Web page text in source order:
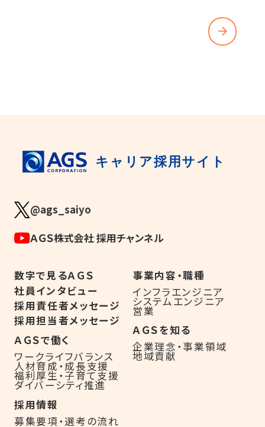
キャリア採用サイト
@ags_saiyo
ＡＧＳ株式会社 採用チャンネル
採用責任者メッセージ
採用担当者メッセージ
数字で見るＡＧＳ
社員インタビュー
ＡＧＳを知る
企業理念・事業領域
地域貢献
事業内容・職種
インフラエンジニア
システムエンジニア
営業
採用情報
募集要項・選考の流れ
ＡＧＳで働く
ワークライフバランス
人材育成・成長支援
福利厚生・子育て支援
ダイバーシティ推進